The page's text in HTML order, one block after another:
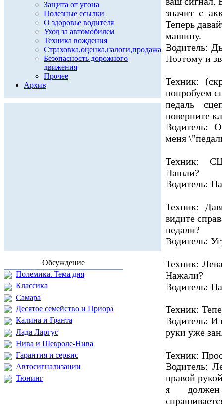
Защита от угона
Полезные ссылки
О здоровье водителя
Уход за автомобилем
Техника вождения
Страховка,оценка,налоги,продажа
Безопасность дорожного
движения
Прочее
Архив
Обсуждение
Полемика. Тема дня
Классика
Самара
Десятое семейство и Приора
Калина и Гранта
Лада Ларгус
Нива и Шевроле-Нива
Гарантия и сервис
Автосигнализации
Тюнинг
значит с
Теперь
машину.
Водитель:
Поэтому и
Техник:
попробуем
педаль
поверните
Водитель:
меня
Техник:
Нашли?
Водитель:
Техник:
видите
педали?
Водитель:
Техник:
Нажали?
Водитель:
Техник:
Водитель: И
руки уже
Техник:
Водитель:
правой
я